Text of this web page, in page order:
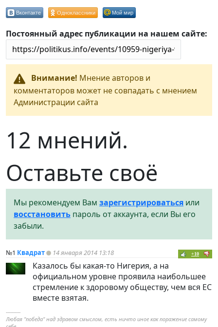
Вконтакте Одноклассники Мой мир
Постоянный адрес публикации на нашем сайте:
Внимание! Мнение авторов и
комментаторов может не совпадать с мнением
Администрации сайта
12 мнений.
Оставьте своё
Мы рекомендуем Вам зарегистрироваться или
восстановить пароль от аккаунта, если Вы его
забыли.
№1 Квадрат 14 января 2014 13:18 +10
Казалось бы какая-то Нигерия, а на
официальном уровне проявила наибольшее
стремление к здоровому обществу, чем вся ЕС
вместе взятая.
----------
Любая "победа" над здравом смыслом, есть ничто иное как поражение самому